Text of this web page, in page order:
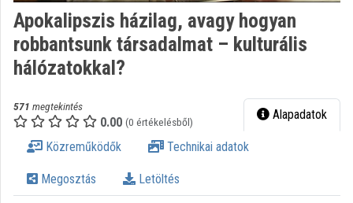
Bejelentkezés
Intézményi felfedezés
Intézményi listák
Közreműködők
Apokalipszis házilag, avagy hogyan
robbantsunk társadalmat – kulturális
hálózatokkal?
571 megtekintés
0.00 (0 értékelésből) Alapadatok
Közreműködők Technikai adatok
Megosztás Letöltés